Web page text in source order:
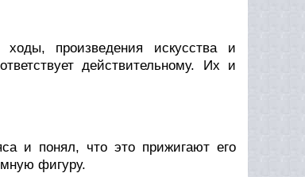
произведения искусства и
действительному. Их и
и понял, что это прижигают его
фигуру.